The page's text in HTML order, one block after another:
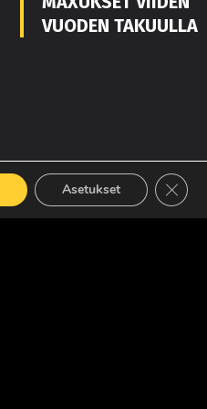
VUODEN TAKUULLA
LUE LISÄÄ
Asetukset Sulje